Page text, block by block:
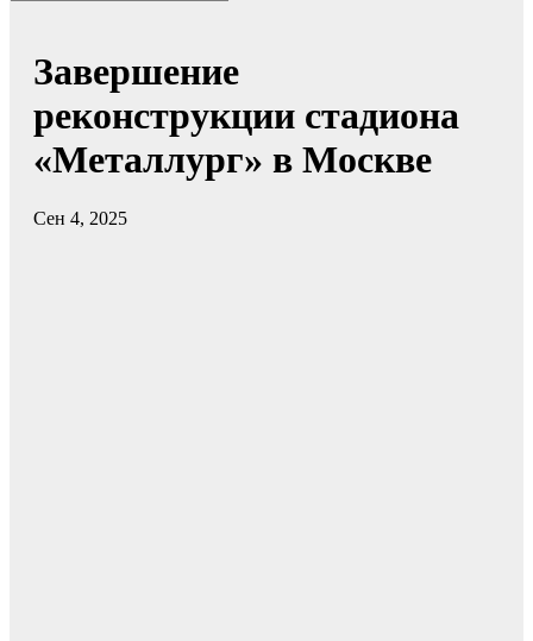
Завершение
реконструкции стадиона
«Металлург» в Москве
Сен 4, 2025